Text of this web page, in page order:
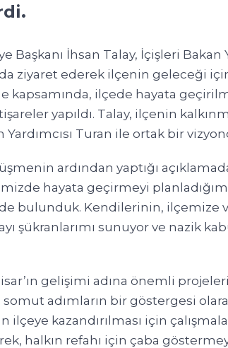
Başkanı İhsan Talay, İçişleri Bakan
ziyaret ederek ilçenin geleceği
kapsamında, ilçede hayata
yapıldı. Talay, ilçenin
Turan ile ortak bir
ardından yaptığı
hayata geçirmeyi
bulunduk. Kendilerinin, ilçemize
şükranlarımı sunuyor ve nazik
gelişimi adına önemli
somut adımların bir göstergesi
ilçeye kazandırılması için
halkın refahı için çaba